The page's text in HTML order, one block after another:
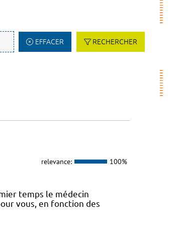
EFFACER RECHERCHER
relevance: 100%
temps le médecin
vous, en fonction des